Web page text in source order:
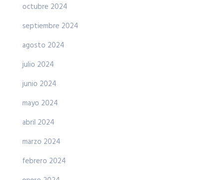
octubre 2024
septiembre 2024
agosto 2024
julio 2024
junio 2024
mayo 2024
abril 2024
marzo 2024
febrero 2024